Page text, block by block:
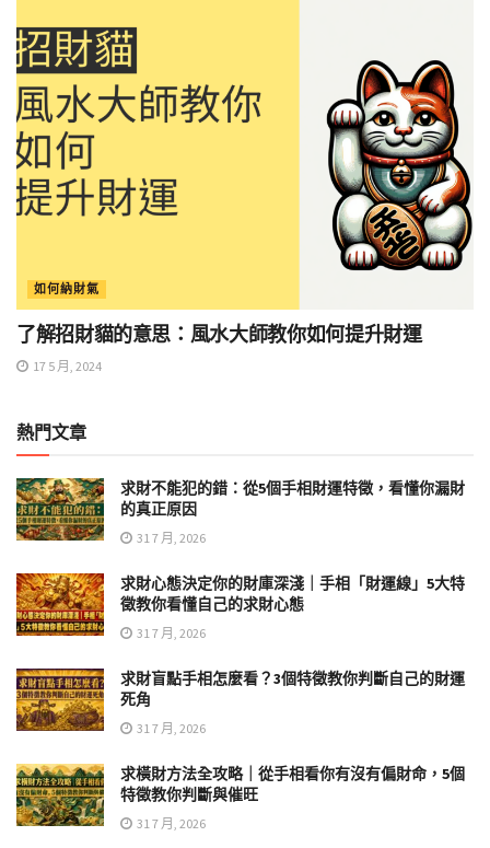
如何納財氣
了解招財貓的意思：風水大師教你如何提升財運
17 5 月, 2024
熱門文章
求財不能犯的錯：從5個手相財運特徵，看懂你漏財
的真正原因
31 7 月, 2026
求財心態決定你的財庫深淺｜手相「財運線」5大特
徵教你看懂自己的求財心態
31 7 月, 2026
求財盲點手相怎麼看？3個特徵教你判斷自己的財運
死角
31 7 月, 2026
求橫財方法全攻略｜從手相看你有沒有偏財命，5個
特徵教你判斷與催旺
31 7 月, 2026